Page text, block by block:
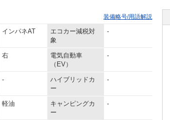
装備略号/用語解説
インパネAT
エコカー減税対
象
-
右
電気自動車
（EV）
-
-
ハイブリッドカ
ー
-
軽油
キャンピングカ
ー
-